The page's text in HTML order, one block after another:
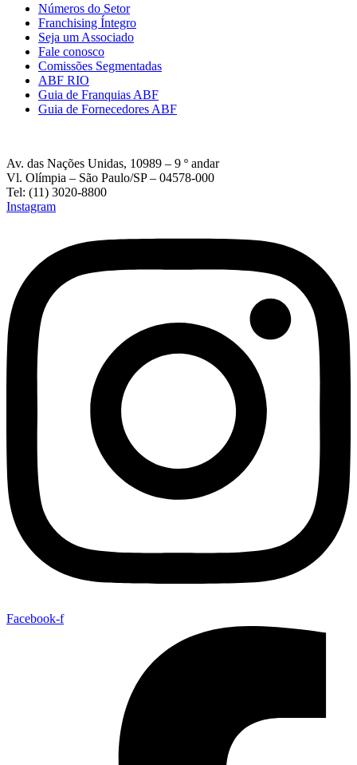
Números do Setor
Franchising Íntegro
Seja um Associado
Fale conosco
Comissões Segmentadas
ABF RIO
Guia de Franquias ABF
Guia de Fornecedores ABF
Av. das Nações Unidas, 10989 – 9 º andar
Vl. Olímpia – São Paulo/SP – 04578-000
Tel: (11) 3020-8800
Instagram
Facebook-f